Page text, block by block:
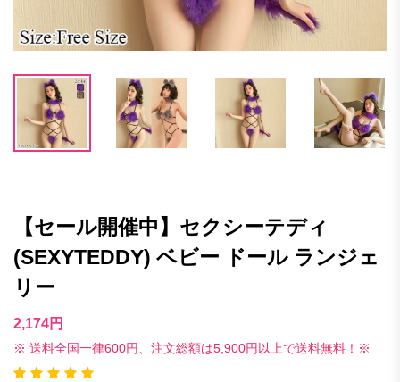
【セール開催中】セクシーテディ
(SEXYTEDDY) ベビー ドール ランジェ
リー
2,174円
※ 送料全国一律600円、注文総額は5,900円以上で送料無料！※